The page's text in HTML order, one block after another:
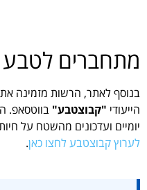
מתחברים
בנוסף לאתר, הרשות מזמינה
הייעודי "קבוצטבע" בווטסאפ.
יומיים ועדכונים מהשטח על
לערוץ קבוצטבע לחצו כאן.